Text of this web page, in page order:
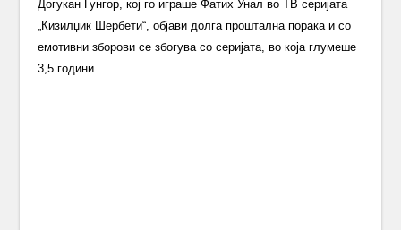
Догукан Гунгор, кој го играше Фатих Унал во ТВ серијата
„Кизилџик Шербети“, објави долга проштална порака и со
емотивни зборови се збогува со серијата, во која глумеше
3,5 години.